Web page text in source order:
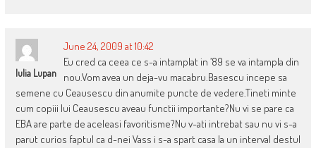
Iulia Lupan
June 24, 2009 at 10:42
Eu cred ca ceea ce s-a intamplat in ’89 se va intampla din
nou.Vom avea un deja-vu macabru.Basescu incepe sa
semene cu Ceausescu din anumite puncte de vedere.Tineti minte
cum copiii lui Ceausescu aveau functii importante?Nu vi se pare ca
EBA are parte de aceleasi favoritisme?Nu v-ati intrebat sau nu vi s-a
parut curios faptul ca d-nei Vass i s-a spart casa la un interval destul